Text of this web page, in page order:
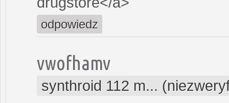
odpowiedz
vwofhamv
synthroid 112 m...